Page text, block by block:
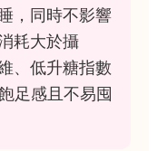
，同時不影響
耗大於攝
、低升糖指數
足感且不易囤